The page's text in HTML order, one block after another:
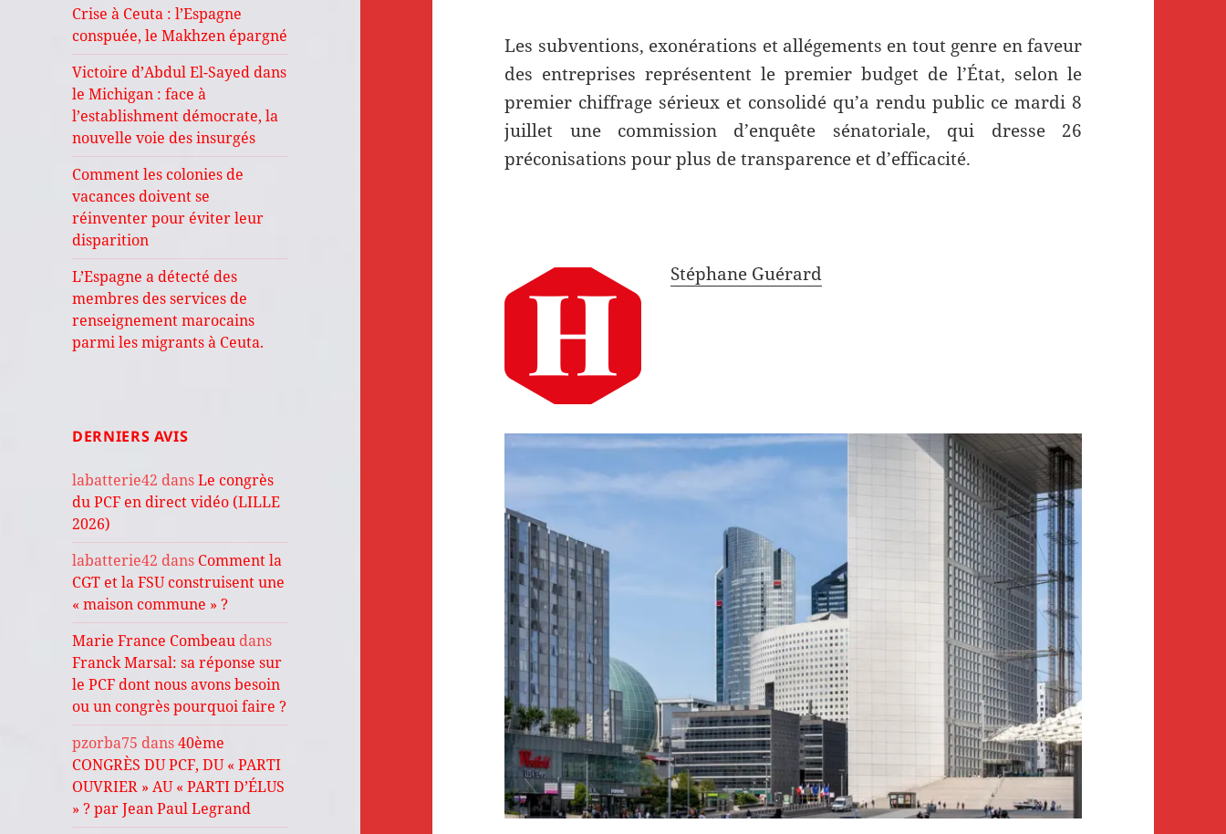
Crise à Ceuta : l’Espagne
conspuée, le Makhzen épargné
Victoire d’Abdul El-Sayed dans
le Michigan : face à
l’establishment démocrate, la
nouvelle voie des insurgés
Comment les colonies de
vacances doivent se
réinventer pour éviter leur
disparition
L’Espagne a détecté des
membres des services de
renseignement marocains
parmi les migrants à Ceuta.
DERNIERS AVIS
labatterie42 dansLe congrès
du PCF en direct vidéo (LILLE
2026)
labatterie42 dans Comment la
CGT et la FSU construisent une
« maison commune » ?
Marie France Combeau dans
Franck Marsal: sa réponse sur
le PCF dont nous avons besoin
ou un congrès pourquoi faire ?
pzorba75 dans40ème
CONGRÈS DU PCF, DU « PARTI
OUVRIER » AU « PARTI D’ÉLUS
» ? par Jean Paul Legrand
Les subventions, exonérations et allégements en tout genre en faveur
des entreprises représentent le premier budget de l’État, selon le
premier chiffrage sérieux et consolidé qu’a rendu public ce mardi 8
juillet une commission d’enquête sénatoriale, qui dresse 26
préconisations pour plus de transparence et d’efficacité.
Stéphane Guérard